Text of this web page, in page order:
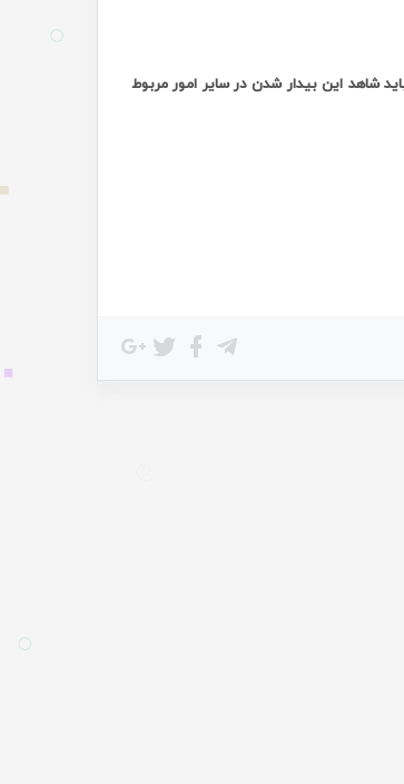
شاهد این بیدار شدن در سایر امور مربوط